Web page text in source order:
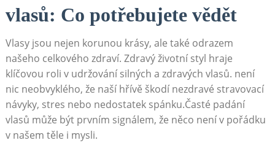
vlasů: Co potřebujete vědět
Vlasy jsou ⁣nejen korunou krásy, ale také odrazem
našeho celkového zdraví. Zdravý ⁣životní styl hraje
klíčovou‍ roli v udržování silných a zdravých vlasů. není
nic neobvyklého, že naší hřívě škodí nezdravé‌ stravovací⁢
návyky, stres nebo ‍nedostatek spánku.Časté padání
vlasů může být‌ prvním signálem, že něco není v pořádku
v našem těle‍ i mysli.